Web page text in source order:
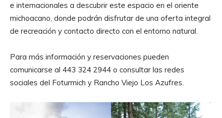
e internacionales a descubrir este espacio en el oriente
michoacano, donde podrán disfrutar de una oferta integral
de recreación y contacto directo con el entorno natural.
Para más información y reservaciones pueden
comunicarse al 443 324 2944 o consultar las redes
sociales del Foturmich y Rancho Viejo Los Azufres.